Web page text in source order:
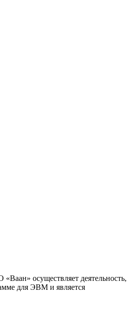
осуществляет деятельность,
для ЭВМ и является